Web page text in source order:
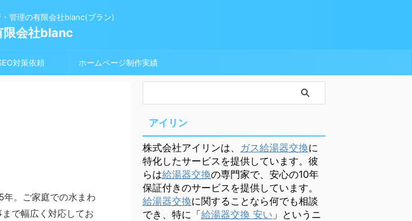
管理の有限会社blanc(ブラン)
限会社blanc
対策依頼 ホームページ制作実績
。ご家庭での水まわ
で幅広く対応してお
アイリン
株式会社アイリンは、 ガス給湯器交換に
特化したサービスを提供しています。彼
らは給湯器交換の専門家で、安心の10年
保証付きのサービスを提供しています。
給湯器交換に関することなら何でも相談
でき、特に「給湯器交換 安い 」というニ